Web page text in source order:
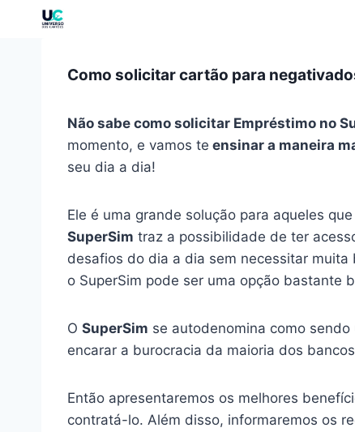
Como solicitar cartão para
Não sabe como solicitar Empréstimo no
momento, e vamos te ensinar a maneira
seu dia a dia!
Ele é uma grande solução para aqueles
SuperSim traz a possibilidade de ter
desafios do dia a dia sem necessitar
o SuperSim pode ser uma opção bastante
O SuperSim se autodenomina como
encarar a burocracia da maioria dos
Então apresentaremos os melhores
contratá-lo. Além disso, informaremos os